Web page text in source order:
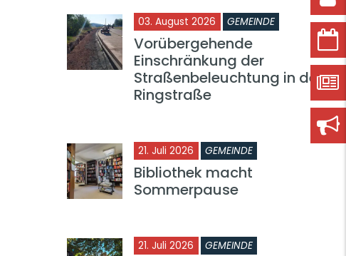
03. August 2026 GEMEINDE
Vorübergehende
Einschränkung der
Straßenbeleuchtung in der
Ringstraße
21. Juli 2026 GEMEINDE
Bibliothek macht
Sommerpause
21. Juli 2026 GEMEINDE